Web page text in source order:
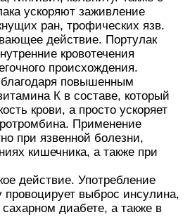
ускоряют заживление
ран, трофических язв.
действие. Портулак
кровотечения
происхождения.
повышенным
К в составе, который
крови, а просто ускоряет
Применение
при язвенной болезни,
кишечника, а также при
действие. Употребление
провоцирует выброс инсулина,
диабете, а также в